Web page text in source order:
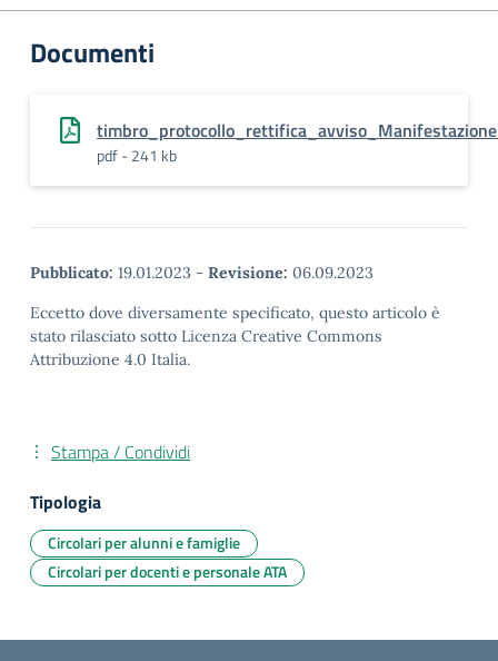
Documenti
pdf - 241 kb
Pubblicato: 19.01.2023 - Revisione: 06.09.2023
Eccetto dove diversamente specificato, questo articolo è
stato rilasciato sotto Licenza Creative Commons
Attribuzione 4.0 Italia.
Stampa / Condividi
Tipologia
Circolari per alunni e famiglie
Circolari per docenti e personale ATA